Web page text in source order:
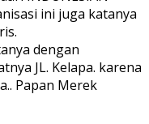
ini juga katanya
dengan
JL. Kelapa. karena
Papan Merek